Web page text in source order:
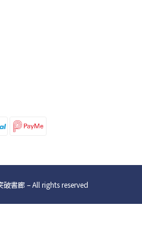
書廊 – All rights reserved